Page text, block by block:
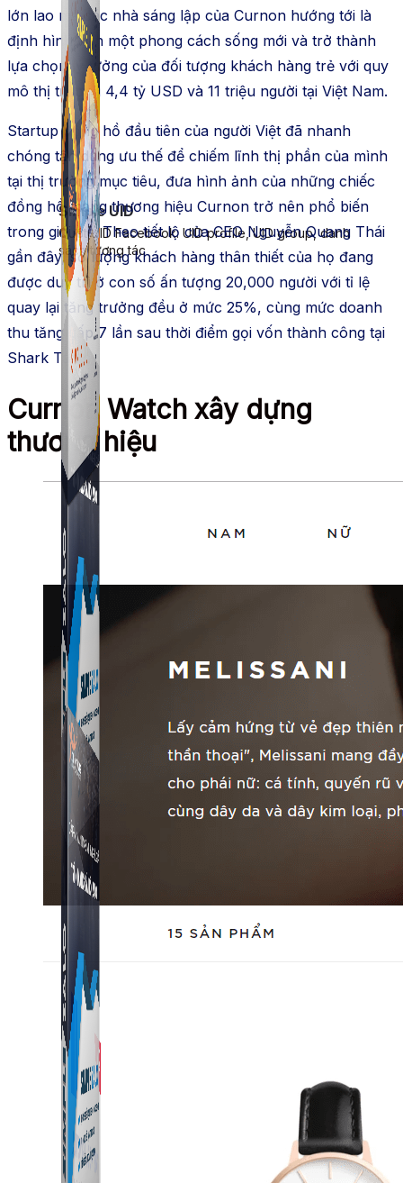
Simple UID
Quét UID Facebook: UID profile, UID group, danh
sách tương tác
Simple Zalo
Hỗ trợ kết bạn, gửi tin nhắn chăm sóc khách hàng trên
Simple UID
Quét UID Facebook: UID profile, UID group, danh
sách tương tác
lớn lao mà các nhà sáng lập của Curnon hướng tới là
định hình nên một phong cách sống mới và trở thành
lựa chọn lý tưởng của đối tượng khách hàng trẻ với quy
mô thị trường 4,4 tỷ USD và 11 triệu người tại Việt Nam.
Startup đồng hồ đầu tiên của người Việt đã nhanh
chóng tận dụng ưu thế để chiếm lĩnh thị phần của mình
tại thị trường mục tiêu, đưa hình ảnh của những chiếc
đồng hồ mang thương hiệu Curnon trở nên phổ biến
trong giới trẻ. Theo tiết lộ của CEO Nguyễn Quang Thái
gần đây, số lượng khách hàng thân thiết của họ đang
được duy trì ở con số ấn tượng 20,000 người với tỉ lệ
quay lại tăng trưởng đều ở mức 25%, cùng mức doanh
thu tăng gấp 7 lần sau thời điểm gọi vốn thành công tại
Shark Tank.
Curnon Watch xây dựng
thương hiệu